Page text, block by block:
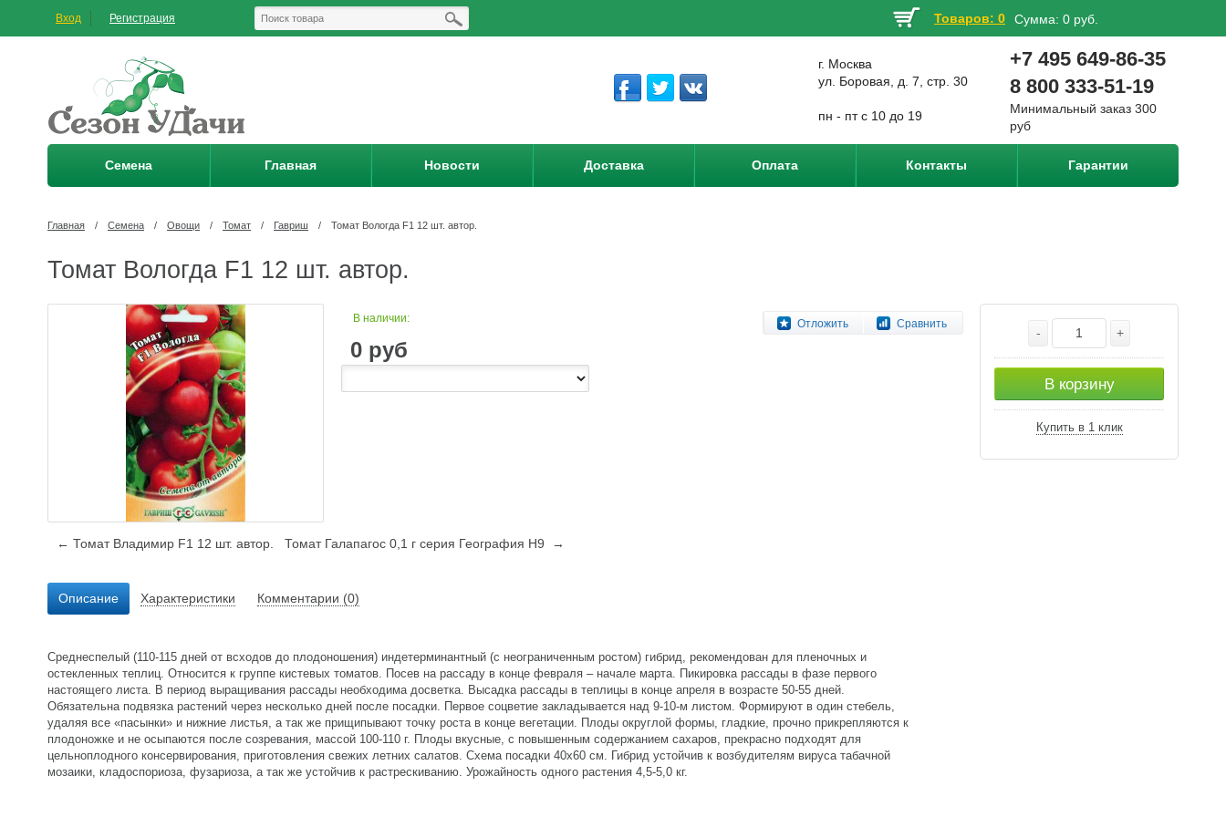
Вход Регистрация Товаров: 0 Сумма: 0 руб.
г. Москва
ул. Боровая, д. 7, стр. 30
пн - пт с 10 до 19
+7 495 649-86-35
8 800 333-51-19
Минимальный заказ 300
руб
Семена Главная Новости Доставка Оплата Контакты Гарантии
Главная / Семена / Овощи / Томат / Гавриш / Томат Вологда F1 12 шт. автор.
Томат Вологда F1 12 шт. автор.
Отложить Сравнить
В наличии:
0 руб
- +
В корзину
Купить в 1 клик
← Томат Владимир F1 12 шт. автор. Томат Галапагос 0,1 г серия География Н9 →
Описание Характеристики Комментарии (0)
Среднеспелый (110-115 дней от всходов до плодоношения) индетерминантный (с неограниченным ростом) гибрид, рекомендован для пленочных и
остекленных теплиц. Относится к группе кистевых томатов. Посев на рассаду в конце февраля – начале марта. Пикировка рассады в фазе первого
настоящего листа. В период выращивания рассады необходима досветка. Высадка рассады в теплицы в конце апреля в возрасте 50-55 дней.
Обязательна подвязка растений через несколько дней после посадки. Первое соцветие закладывается над 9-10-м листом. Формируют в один стебель,
удаляя все «пасынки» и нижние листья, а так же прищипывают точку роста в конце вегетации. Плоды округлой формы, гладкие, прочно прикрепляются к
плодоножке и не осыпаются после созревания, массой 100-110 г. Плоды вкусные, с повышенным содержанием сахаров, прекрасно подходят для
цельноплодного консервирования, приготовления свежих летних салатов. Схема посадки 40х60 см. Гибрид устойчив к возбудителям вируса табачной
мозаики, кладоспориоза, фузариоза, а так же устойчив к растрескиванию. Урожайность одного растения 4,5-5,0 кг.